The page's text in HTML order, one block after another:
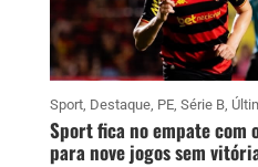
Sport, Destaque, PE, Série B,
Sport fica no empate com
para nove jogos sem